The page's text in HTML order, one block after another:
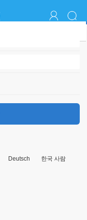
Deutsch
한국 사람